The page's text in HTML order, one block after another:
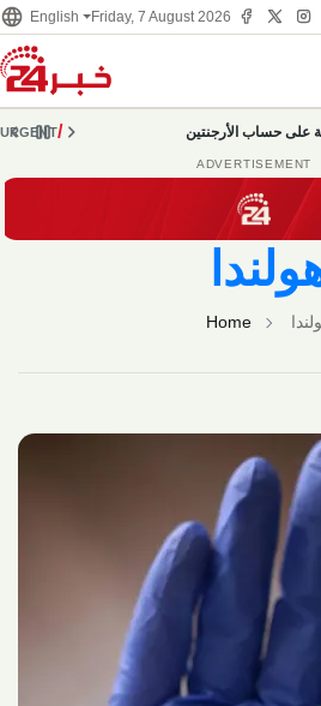
language English Friday, 7 August 2026
URGENT/ على حساب الأرجنتين chevron_right
pause
chevron_left
ADVERTISEMENT
Home